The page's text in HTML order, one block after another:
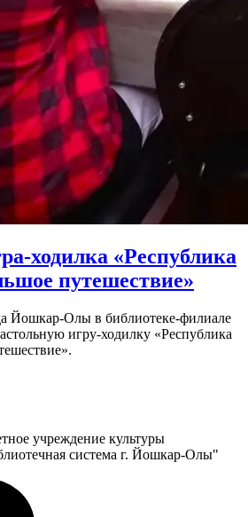
ходилка «Республика
путешествие»
Йошкар-Олы в библиотеке-филиале
игру-ходилку «Республика
учреждение культуры
система г. Йошкар-Олы"